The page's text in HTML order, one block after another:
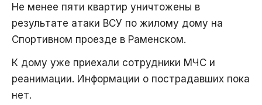
Не менее пяти квартир уничтожены в
результате атаки ВСУ по жилому дому на
Спортивном проезде в Раменском.
К дому уже приехали сотрудники МЧС и
реанимации. Информации о пострадавших пока
нет.